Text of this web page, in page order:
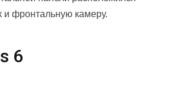
и фронтальную камеру.
6